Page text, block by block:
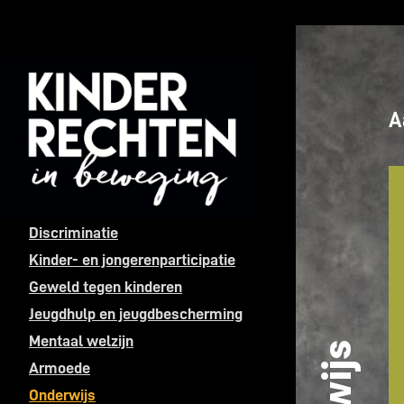
content
Discriminatie
Kinder- en jongerenparticipatie
Geweld tegen kinderen
Jeugdhulp en jeugdbescherming
Mentaal welzijn
Discriminatie
Kinder- en jongerenparticipatie
Geweld tegen kinderen
Jeugdhulp en jeugdbescherming
Mentaal welzijn
Armoede
Onderwijs